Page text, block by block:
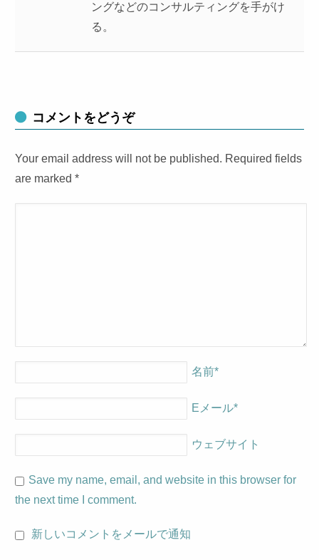
ングなどのコンサルティングを手がけ
る。
コメントをどうぞ
Your email address will not be published. Required fields
are marked*
名前*
Eメール*
ウェブサイト
Save my name, email, and website in this browser for
the next time I comment.
新しいコメントをメールで通知